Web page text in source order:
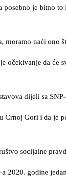
je bitno
naći ono
očekivanje da će
dijeli sa
Gori i da je
socijalne
2020. godine